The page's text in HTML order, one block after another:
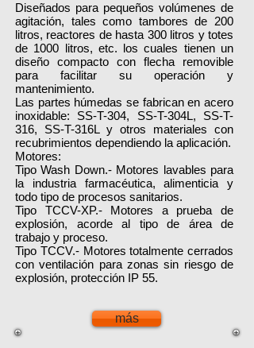
Diseñados para pequeños volúmenes de
agitación, tales como tambores de 200
litros, reactores de hasta 300 litros y totes
de 1000 litros, etc. los cuales tienen un
diseño compacto con flecha removible
para facilitar su operación y
mantenimiento.
Las partes húmedas se fabrican en acero
inoxidable: SS-T-304, SS-T-304L, SS-T-
316, SS-T-316L y otros materiales con
recubrimientos dependiendo la aplicación.
Motores:
Tipo Wash Down.- Motores lavables para
la industria farmacéutica, alimenticia y
todo tipo de procesos sanitarios.
Tipo TCCV-XP.- Motores a prueba de
explosión, acorde al tipo de área de
trabajo y proceso.
Tipo TCCV.- Motores totalmente cerrados
con ventilación para zonas sin riesgo de
explosión, protección IP 55.
más